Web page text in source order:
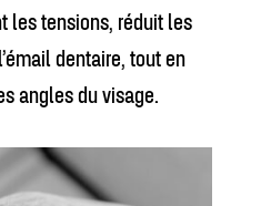
les tensions, réduit les
dentaire, tout en
angles du visage.